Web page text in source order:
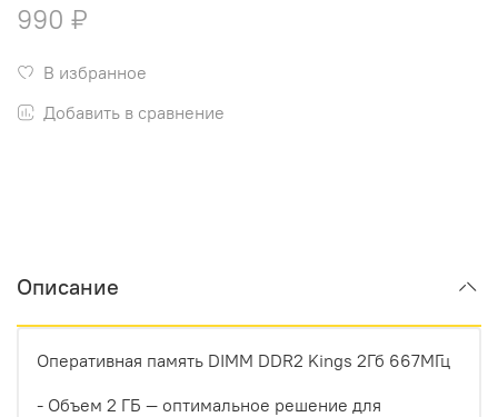
990 ₽
В избранное
Добавить в сравнение
Описание
Оперативная память DIMM DDR2 Kings 2Гб 667МГц
- Объем 2 ГБ — оптимальное решение для